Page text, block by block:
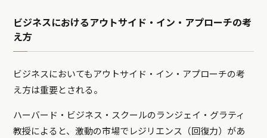
ビジネスにおけるアウトサイド・イン・アプローチの考
え方
ビジネスにおいてもアウトサイド・イン・アプローチの考
え方は重要とされる。
ハーバード・ビジネス・スクールのランジェイ・グラティ
教授によると、激動の市場でレジリエンス（回復力）があ